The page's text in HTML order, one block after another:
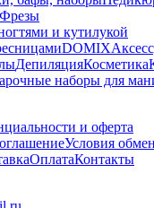
Фрезы
и кутилукой
DOMIX
ДепиляцияКосметика
наборы для
и оферта
Условия
ОплатаКонтакты